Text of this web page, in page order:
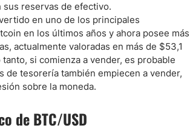
reservas de efectivo.
en uno de los principales
en los últimos años y ahora posee más
actualmente valoradas en más de $53,1
si comienza a vender, es probable
de tesorería también empiecen a vender,
sobre la moneda.
de BTC/USD